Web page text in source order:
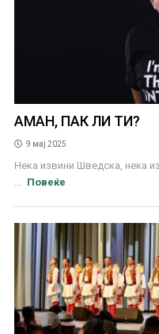
АМАН, ПАК ЛИ ТИ?
9 мај 2025
Нека извини Шведска, нека
Повеќе